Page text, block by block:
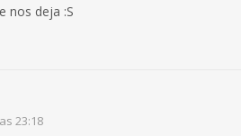
nos deja :S
23:18